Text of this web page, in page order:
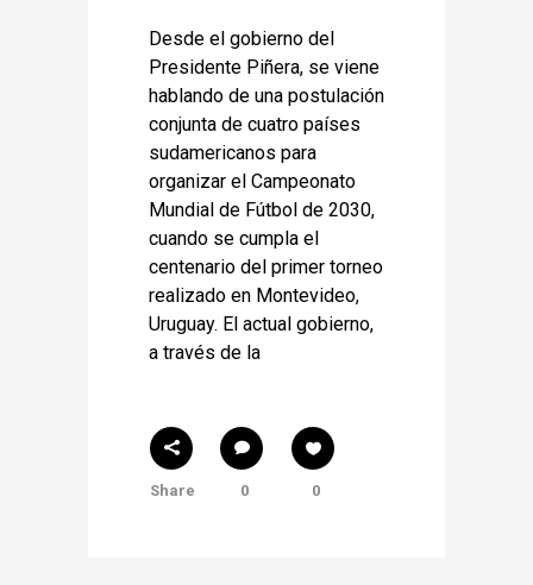
Desde el gobierno del
Presidente Piñera, se viene
hablando de una postulación
conjunta de cuatro países
sudamericanos para
organizar el Campeonato
Mundial de Fútbol de 2030,
cuando se cumpla el
centenario del primer torneo
realizado en Montevideo,
Uruguay. El actual gobierno,
a través de la
Share 0 0